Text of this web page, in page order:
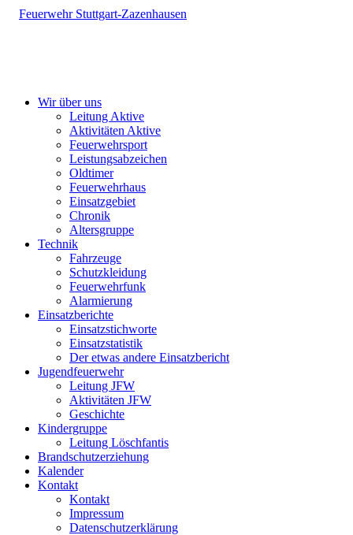
Wir über uns
Leitung Aktive
Aktivitäten Aktive
Feuerwehrsport
Leistungsabzeichen
Oldtimer
Feuerwehrhaus
Einsatzgebiet
Chronik
Altersgruppe
Technik
Fahrzeuge
Schutzkleidung
Feuerwehrfunk
Alarmierung
Einsatzberichte
Einsatzstichworte
Einsatzstatistik
Der etwas andere Einsatzbericht
Jugendfeuerwehr
Leitung JFW
Aktivitäten JFW
Geschichte
Kindergruppe
Leitung Löschfantis
Brandschutzerziehung
Kalender
Kontakt
Kontakt
Impressum
Datenschutzerklärung